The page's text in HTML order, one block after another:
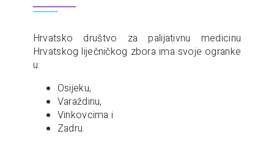
Hrvatsko društvo za palijativnu medicinu
Hrvatskog liječničkog zbora ima svoje ogranke
u:
Osijeku,
Varaždinu,
Vinkovcima i
Zadru.